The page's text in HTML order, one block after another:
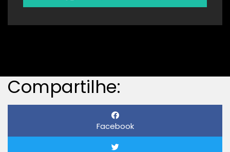
Compartilhe:
Facebook